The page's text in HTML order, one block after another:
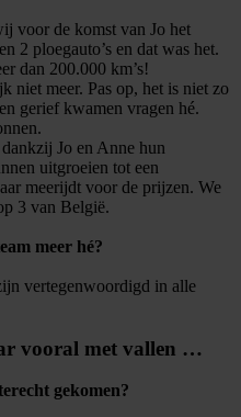
voor de komst van Jo het
2 ploegauto’s en dat was het.
dan 200.000 km’s!
niet meer. Pas op, het is niet zo
gerief kwamen vragen hé.
Jo en Anne hun
uitgroeien tot een
meerijdt voor de prijzen. We
3 van België.
meer hé?
vertegenwoordigd in alle
vooral met vallen …
gekomen?